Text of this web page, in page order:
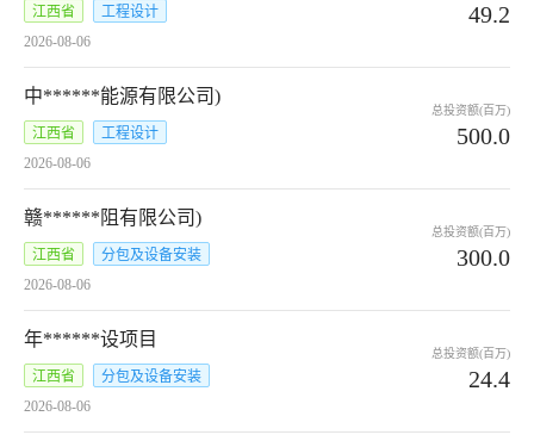
江西省
工程设计
2026-08-06
49.2
中******能源有限公司)
江西省
工程设计
2026-08-06
总投资额(百万)
500.0
赣******阻有限公司)
江西省
分包及设备安装
2026-08-06
总投资额(百万)
300.0
年******设项目
江西省
分包及设备安装
2026-08-06
总投资额(百万)
24.4